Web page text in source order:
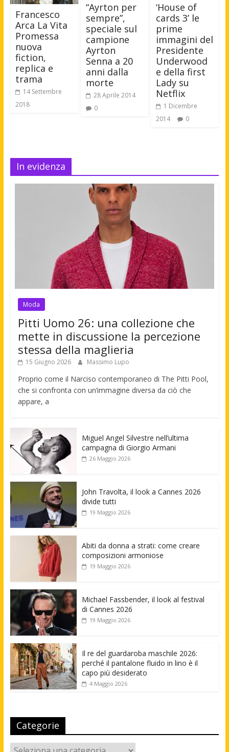
Francesco
Arca La Vita
Promessa
nuova
fiction,
replica e
trama
14 Settembre
2018
“Ayrton per
sempre”,
speciale sul
campione
Ayrton
Senna a 20
anni dalla
morte
28 Aprile 2014
0
‘House of
cards 3’ le
prime
immagini del
Presidente
Underwood
e della first
Lady su
Netflix
1 Dicembre
2014
0
In evidenza
Moda
Pitti Uomo 26: una collezione che
mette in discussione la percezione
stessa della maglieria
15 Giugno 2026 Massimo Lupo
Proprio come il Narciso contemporaneo di The Pitti Pool,
che si confronta con un’immagine diversa da ciò che
appare, a
Miguel Angel Silvestre nell’ultima
campagna di Giorgio Armani
26 Maggio 2026
John Travolta, il look a Cannes 2026
divide tutti
19 Maggio 2026
Abiti da donna a strati: come creare
composizioni armoniose
19 Maggio 2026
Michael Fassbender, il look al festival
di Cannes 2026
19 Maggio 2026
Il re del guardaroba maschile 2026:
perché il pantalone fluido in lino è il
capo più desiderato
4 Maggio 2026
Categorie
Categorie